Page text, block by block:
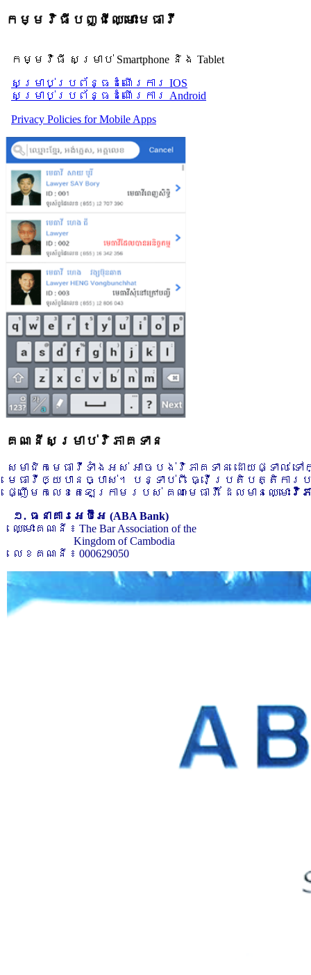
កម្មវិធីបញ្ជីឈ្មោះមេធាវី
កម្មវិធី សម្រាប់ Smartphone និង Tablet
សម្រាប់​ប្រព័ន្ធដំណើរការ IOS
សម្រាប់​ប្រព័ន្ធដំណើរការ Android
Privacy Policies for Mobile Apps
គណនីសម្រាប់វិភាគទាន
សមាជិកមេធាវីទាំងអស់ អាចបង់វិភាគទាន ដោយផ្ទាល់
មេធាវីឲ្យបានច្បាស់។ បន្ទាប់ពី ធ្វើប្រតិបត្តិកា
ផ្ញើមកលេខតេឡេក្រាមរបស់ គណៈមេធាវី ដែលមានឈ្មោះ វិភ
១. ធនាគារអេប៊ីអេ (ABA Bank)
ឈ្មោះគណនី ៖ The Bar Association of the
Kingdom of Cambodia
លេខគណនី ៖ 000629050